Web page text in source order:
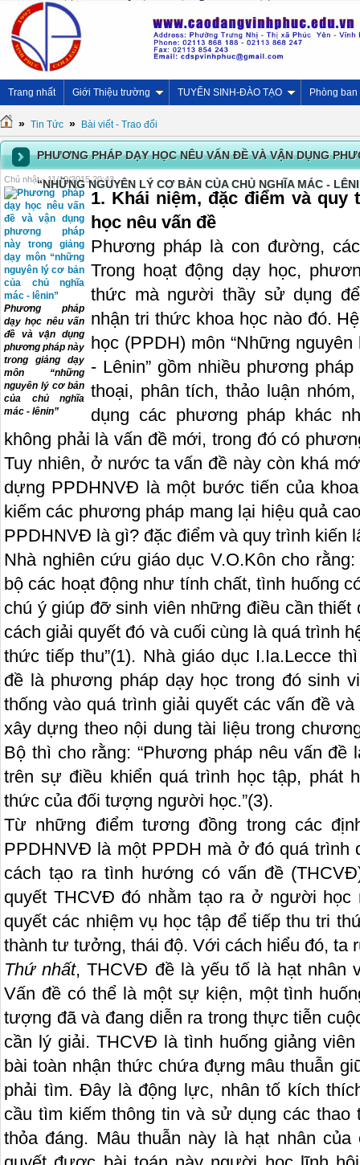
Trang nhất Giới Thiệu trường TUYỂN SINH-ĐÀO TẠO Phòng ban
» Tin Tức » Bài viết - Trao đổi
PHƯƠNG PHÁP DẠY HỌC NÊU VẤN ĐỀ VÀ VẬN DỤNG
“NHỮNG NGUYÊN LÝ CƠ BẢN CỦA CHỦ NGHĨA MÁC -
Chủ nhật - 11/10/2015 20:43
Phương pháp
dạy học nêu vấn
đề và vận dụng
phương pháp này
trong giảng dạy
môn “những
nguyên lý cơ bản
của chủ nghĩa
mác - lênin”
1. Khái niệm, đặc điểm và
học nêu vấn đề
Phương pháp là con đường,
Trong hoạt động dạy học,
thức mà người thầy sử dụng
nhận tri thức khoa học nào đó.
học (PPDH) môn “Những
- Lênin” gồm nhiều phương
thoại, phân tích, thảo luận
dụng các phương pháp khác
không phải là vấn đề mới, trong đó có
Tuy nhiên, ở nước ta vấn đề này còn khá
dựng PPDHNVĐ là một bước tiến của
kiếm các phương pháp mang lại hiệu quả
PPDHNVĐ là gì? đặc điểm và quy trình kiến
Nhà nghiên cứu giáo dục V.O.Kôn cho
bộ các hoạt động như tính chất, tình huống
chú ý giúp đỡ sinh viên những điều cần thiết
cách giải quyết đó và cuối cùng là quá trình
thức tiếp thu”(1). Nhà giáo dục I.Ia.Lecce
đề là phương pháp dạy học trong đó sinh
thống vào quá trình giải quyết các vấn đề
xây dựng theo nội dung tài liệu trong
Bộ thì cho rằng: “Phương pháp nêu vấn
trên sự điều khiển quá trình học tập, phát
thức của đối tượng người học.”(3).
Từ những điểm tương đồng trong các
PPDHNVĐ là một PPDH mà ở đó quá trình
cách tạo ra tình hướng có vấn đề
quyết THCVĐ đó nhằm tạo ra ở người
quyết các nhiệm vụ học tập để tiếp thu tri
thành tư tưởng, thái độ. Với cách hiểu đó, ta
Thứ nhất, THCVĐ đề là yếu tố là hạt nhân
Vấn đề có thể là một sự kiện, một tình
tượng đã và đang diễn ra trong thực tiễn
cần lý giải. THCVĐ là tình huống giảng
bài toàn nhận thức chứa đựng mâu thuẫn
phải tìm. Đây là động lực, nhân tố kích
cầu tìm kiếm thông tin và sử dụng các
thỏa đáng. Mâu thuẫn này là hạt nhân